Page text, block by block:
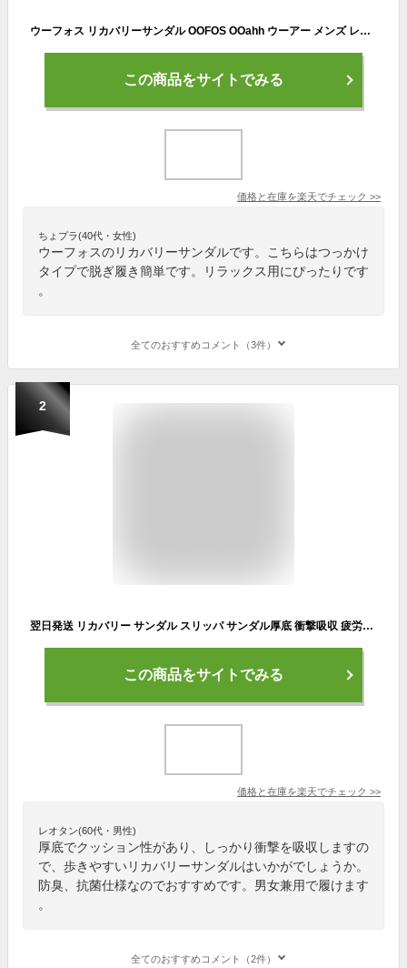
ウーフォス リカバリーサンダル OOFOS OOahh ウーアー メンズ レディース シャワーサンダル 国内正規品 送料無料 【サイズ交換片道無料】 スライドサンダル サンダル リカバリーシューズ スポーツ ランニング マラソン トライアスロン
この商品をサイトでみる
価格と在庫を楽天でチェック >>
ちょプラ(40代・女性)
ウーフォスのリカバリーサンダルです。こちらはつっかけ
タイプで脱ぎ履き簡単です。リラックス用にぴったりです
。
全てのおすすめコメント（3件）
2
翌日発送 リカバリー サンダル スリッパ サンダル厚底 衝撃吸収 疲労回複 スポーツ ジム スポーツサンダル シャワーサンダル ルームシューズ スライドサンダル 防臭 抗菌 室内 室外 男女兼用 父の日
この商品をサイトでみる
価格と在庫を楽天でチェック >>
レオタン(60代・男性)
厚底でクッション性があり、しっかり衝撃を吸収しますの
で、歩きやすいリカバリーサンダルはいかがでしょうか。
防臭、抗菌仕様なのでおすすめです。男女兼用で履けます
。
全てのおすすめコメント（2件）